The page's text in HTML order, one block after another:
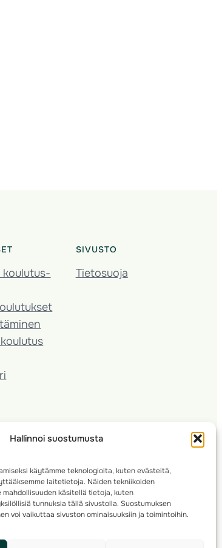
Hallinnoi suostumusta
käytämme teknologioita, kuten evästeitä,
laitetietoja. Näiden tekniikoiden
käsitellä tietoja, kuten
tunnuksia tällä sivustolla. Suostumuksen
voi vaikuttaa sivuston ominaisuuksiin ja toimintoihin.
koulutus­
SIVUSTO
Tietosuoja